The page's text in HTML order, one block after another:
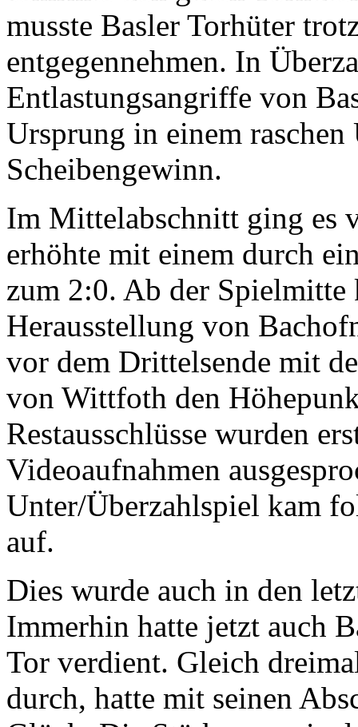
musste Basler Torhüter
entgegennehmen. In
Entlastungsangriffe von
Ursprung in einem
Scheibengewinn.
Im Mittelabschnitt ging es
erhöhte mit einem durch
zum 2:0. Ab der Spielmitte
Herausstellung von
vor dem Drittelsende mit
von Wittfoth den
Restausschlüsse wurden
Videoaufnahmen
Unter/Überzahlspiel kam
auf.
Dies wurde auch in den
Immerhin hatte jetzt auch
Tor verdient. Gleich
durch, hatte mit seinen